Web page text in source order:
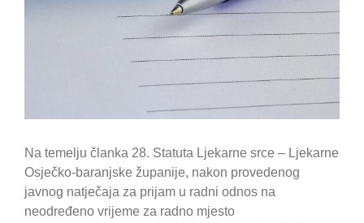
Na temelju članka 28. Statuta Ljekarne srce – Ljekarne
Osječko-baranjske županije, nakon provedenog
javnog natječaja za prijam u radni odnos na
neodređeno vrijeme za radno mjesto